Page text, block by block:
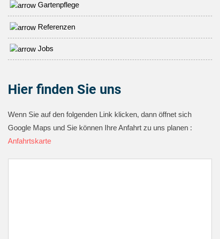
Gartenpflege
Referenzen
Jobs
Hier finden Sie uns
Wenn Sie auf den folgenden Link klicken, dann öffnet sich
Google Maps und Sie können Ihre Anfahrt zu uns planen :
Anfahrtskarte